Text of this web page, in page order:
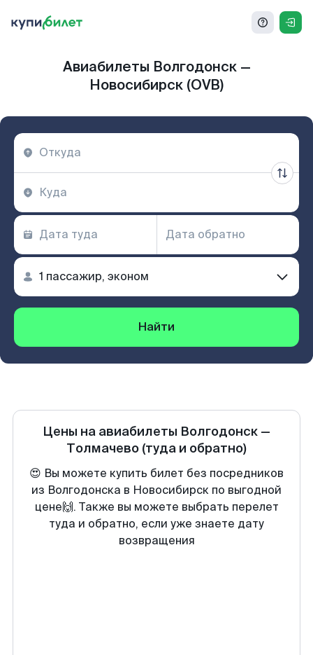
Авиабилеты Волгодонск —
Новосибирск (OVB)
Найти
Цены на авиабилеты Волгодонск —
Толмачево (туда и обратно)
😍 Вы можете купить билет без посредников
из Волгодонска в Новосибирск по выгодной
цене🙌. Также вы можете выбрать перелет
туда и обратно, если уже знаете дату
возвращения